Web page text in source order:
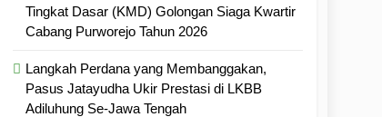
Tingkat Dasar (KMD) Golongan Siaga Kwartir
Cabang Purworejo Tahun 2026
Langkah Perdana yang Membanggakan,
Pasus Jatayudha Ukir Prestasi di LKBB
Adiluhung Se-Jawa Tengah